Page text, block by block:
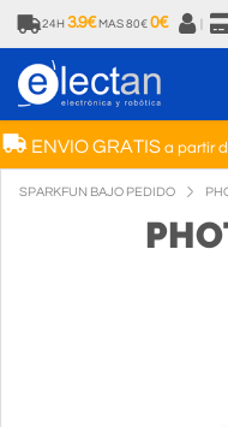
24H 3.9€ MAS 80€ 0€
ENVIO GRATISa partir
SPARKFUN BAJO PEDIDO